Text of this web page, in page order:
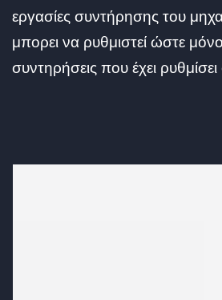
εργασίες συντήρησης του
μπορει να ρυθμιστεί ώστε μόνο
συντηρήσεις που έχει